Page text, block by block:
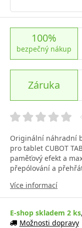
100%
bezpečný nákup
Záruka
Originální náhradní
pro tablet CUBOT
paměťový efekt a
přepólování a
Více informací
E-shop skladem 2 ks
Možnosti dopravy